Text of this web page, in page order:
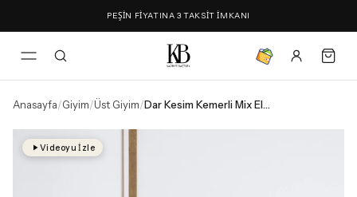
PEŞİN FİYATINA 3 TAKSİT İMKANI
Anasayfa/Giyim/Üst Giyim/ Dar Kesim Kemerli Mix Elbise Yeşil
Videoyu İzle